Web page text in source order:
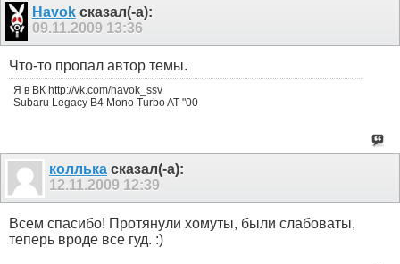
Havokсказал(-а):
09.11.2009 13:36
Что-то пропал автор темы.
Я в ВК http://vk.com/havok_ssv
Subaru Legacy B4 Mono Turbo AT "00
коллька сказал(-а):
12.11.2009 12:39
Всем спасибо! Протянули хомуты, были слабоваты,
теперь вроде все гуд. :)